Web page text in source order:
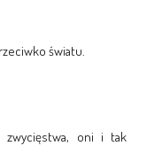
światu.
oni i tak